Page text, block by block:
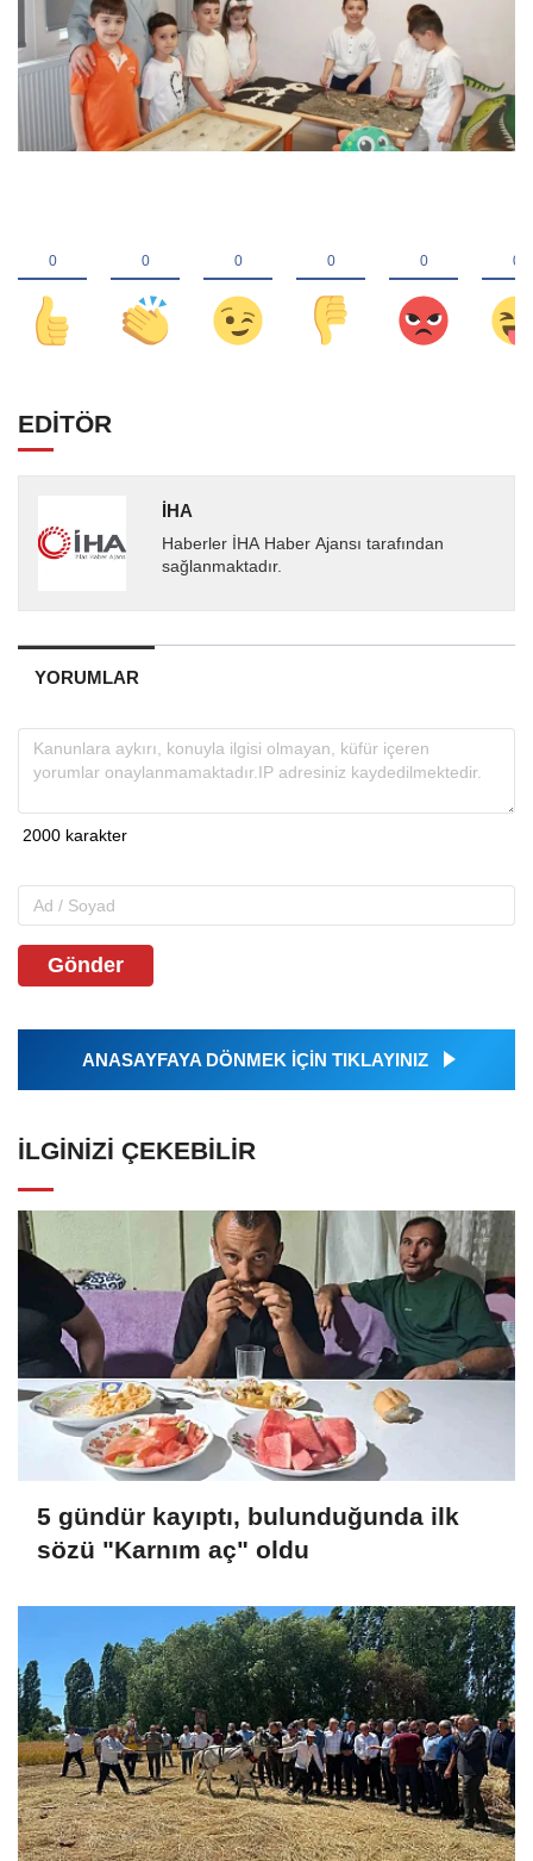
EDİTÖR
İHA
Haberler İHA Haber Ajansı tarafından
sağlanmaktadır.
YORUMLAR
Gönder
ANASAYFAYA DÖNMEK İÇİN TIKLAYINIZ
İLGINIZI ÇEKEBILIR
5 gündür kayıptı, bulunduğunda ilk
sözü "Karnım aç" oldu